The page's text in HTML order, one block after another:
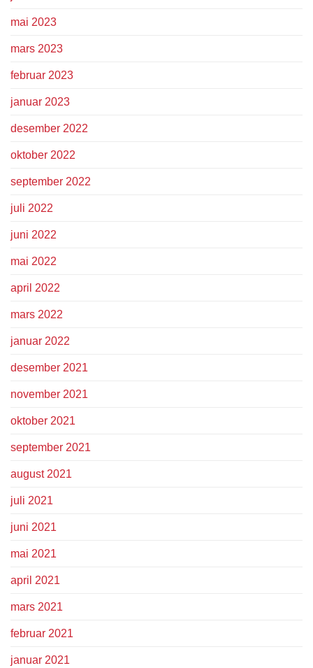
mai 2023
mars 2023
februar 2023
januar 2023
desember 2022
oktober 2022
september 2022
juli 2022
juni 2022
mai 2022
april 2022
mars 2022
januar 2022
desember 2021
november 2021
oktober 2021
september 2021
august 2021
juli 2021
juni 2021
mai 2021
april 2021
mars 2021
februar 2021
januar 2021